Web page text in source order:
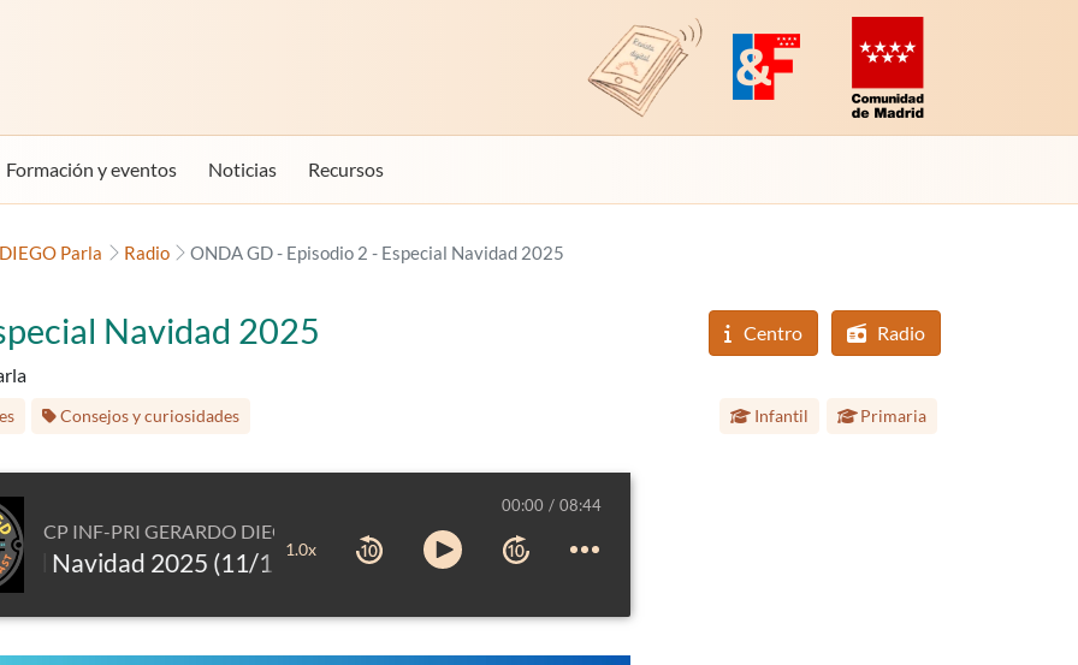
Revista Digital de EducaMadridPlataforma de Innovación y Formación
Comunidad de Madrid
Formación y eventos Noticias Recursos
Parla Radio ONDA GD - Episodio 2 - Especial Navidad 2025
Centro Radio
Navidad 2025
Consejos y curiosidades Infantil Primaria
CP INF-PRI GERARDO DIEGO Parla
Navidad 2025 (11/12/2025)
1.0x
00:00 08:44